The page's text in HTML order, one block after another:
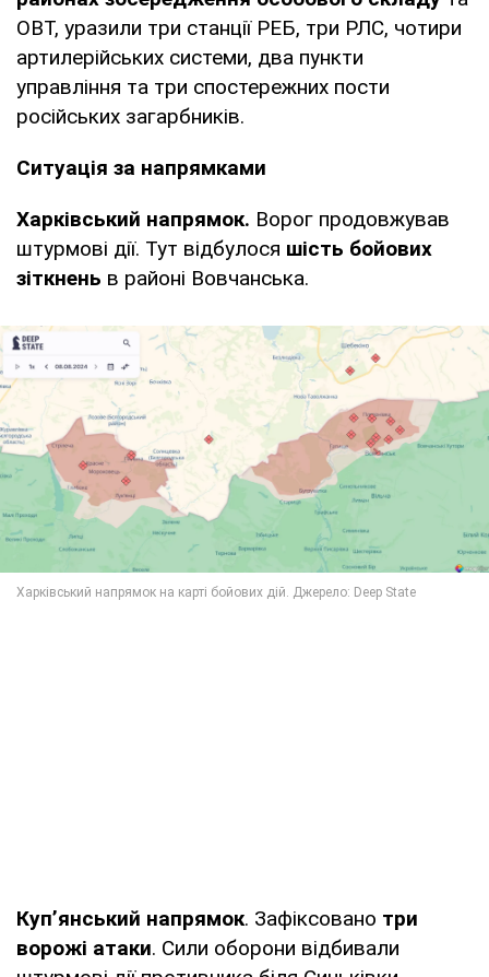
ОВТ, уразили три станції РЕБ, три РЛС, чотири
артилерійських системи, два пункти
управління та три спостережних пости
російських загарбників.
Ситуація за напрямками
Харківський напрямок. Ворог продовжував
штурмові дії. Тут відбулося шість бойових
зіткнень в районі Вовчанська.
Куп’янський напрямок. Зафіксовано три
ворожі атаки. Сили оборони відбивали